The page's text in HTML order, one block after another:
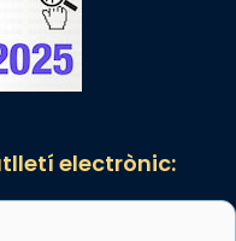
electrònic: